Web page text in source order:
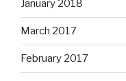
January 2018
March 2017
February 2017